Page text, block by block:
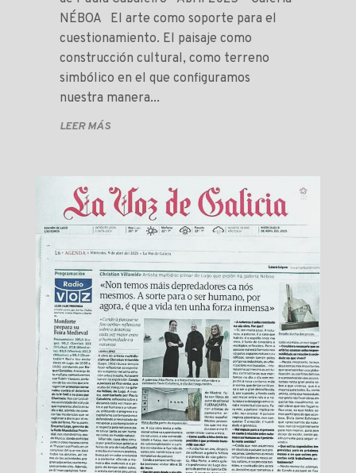
NÉBOA El arte como soporte para el
cuestionamiento. El paisaje como
construcción cultural, como terreno
simbólico en el que configuramos
nuestra manera...
LEER MÁS